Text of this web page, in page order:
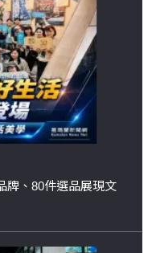
牌、80件選品展現文